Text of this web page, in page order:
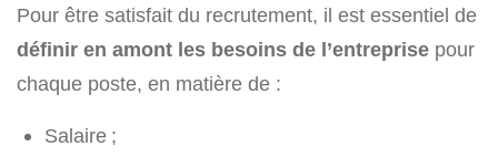
Pour être satisfait du recrutement, il est essentiel de
définir en amont les besoins de l’entreprise pour
chaque poste, en matière de :
Salaire ;